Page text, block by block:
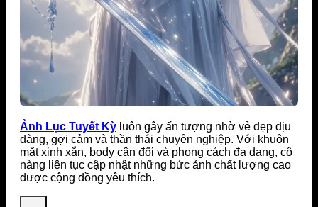
Ảnh Lục Tuyết Kỳ luôn gây ấn tượng nhờ vẻ đẹp dịu
dàng, gợi cảm và thần thái chuyên nghiệp. Với khuôn
mặt xinh xắn, body cân đối và phong cách đa dạng, cô
nàng liên tục cập nhật những bức ảnh chất lượng cao
được cộng đồng yêu thích.